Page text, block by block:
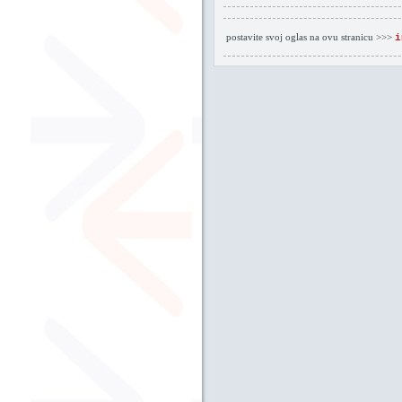
postavite svoj oglas na ovu stranicu >>>